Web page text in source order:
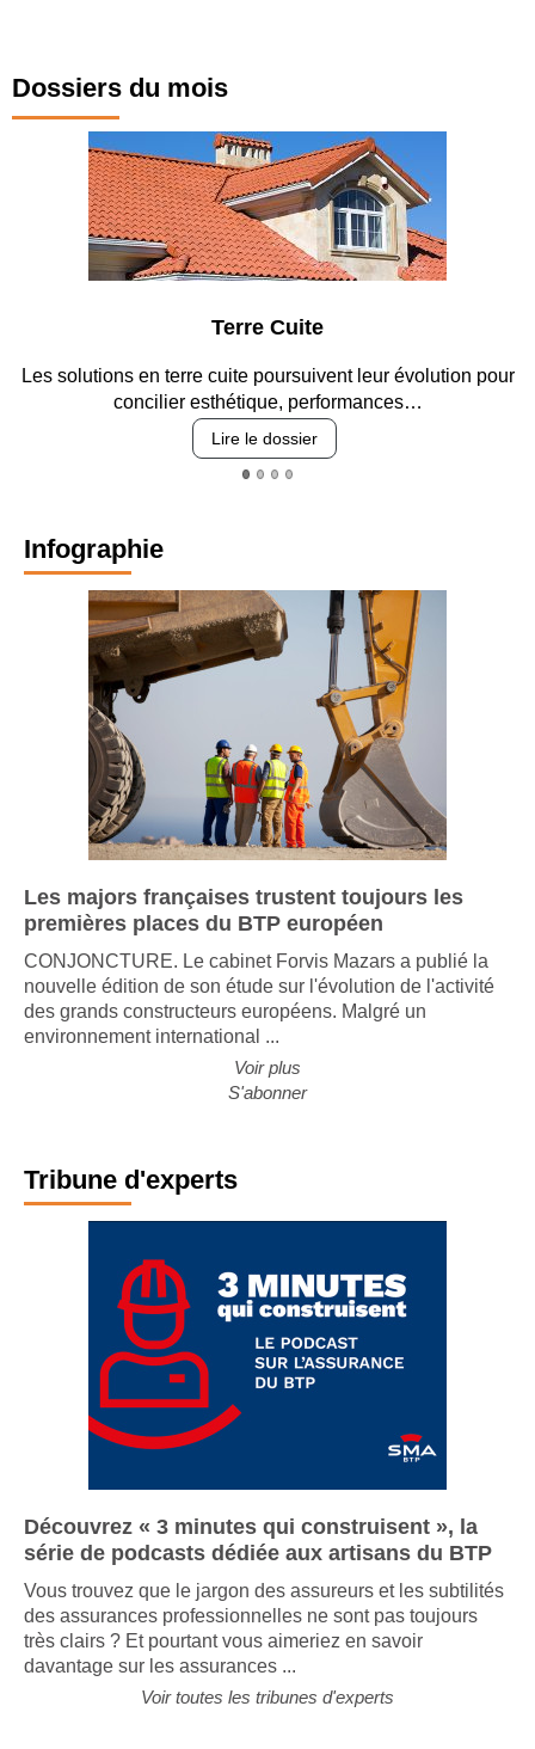
Dossiers du mois
en terre cuite poursuivent leur évolution pour
esthétique, performances…
Infographie
Les majors françaises trustent toujours les
premières places du BTP européen
CONJONCTURE. Le cabinet Forvis Mazars a publié la
nouvelle édition de son étude sur l'évolution de l'activité
des grands constructeurs européens. Malgré un
environnement international ...
Voir plus
S'abonner
Tribune d'experts
Découvrez « 3 minutes qui construisent », la
série de podcasts dédiée aux artisans du BTP
Vous trouvez que le jargon des assureurs et les subtilités
des assurances professionnelles ne sont pas toujours
très clairs ? Et pourtant vous aimeriez en savoir
davantage sur les assurances ...
Voir toutes les tribunes d'experts